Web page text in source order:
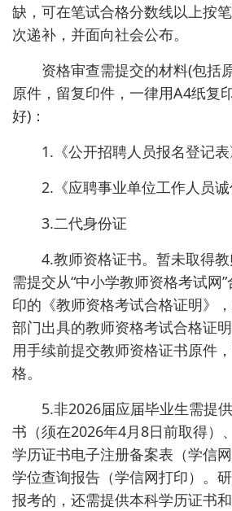
缺，可在笔试合格分数线以上按
次递补，并面向社会公布。
资格审查需提交的材料(包括
原件，留复印件，一律用A4纸复
好)：
1.《公开招聘人员报名登记表
2.《应聘事业单位工作人员诚
3.二代身份证
4.教师资格证书。暂未取得教
需提交从“中小学教师资格考试网
印的《教师资格考试合格证明》
部门出具的教师资格考试合格证
用手续前提交教师资格证书原件
格。
5.非2026届应届毕业生需提
书（须在2026年4月8日前取得）
学历证书电子注册备案表（学信
学位查询报告（学信网打印）。
报考的，还需提供本科学历证书